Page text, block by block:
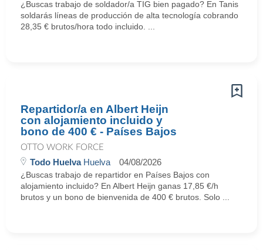
¿Buscas trabajo de soldador/a TIG bien pagado? En Tanis
soldarás líneas de producción de alta tecnología cobrando
28,35 € brutos/hora todo incluido. ...
Repartidor/a en Albert Heijn
con alojamiento incluido y
bono de 400 € - Países Bajos
OTTO WORK FORCE
Todo HuelvaHuelva 04/08/2026
¿Buscas trabajo de repartidor en Países Bajos con
alojamiento incluido? En Albert Heijn ganas 17,85 €/h
brutos y un bono de bienvenida de 400 € brutos. Solo ...